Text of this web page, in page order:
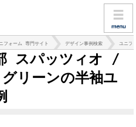
フォーム 専門サイト デザイン事例検索 ユニフ
スパッツィオ /
リーンの半袖ユ